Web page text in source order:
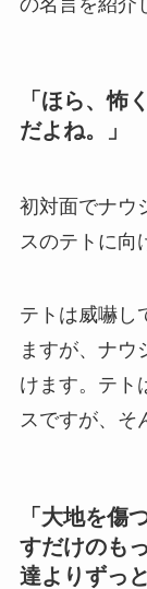
の名言を紹介
「ほら、怖
だよね。」
初対面でナウ
スのテトに向
テトは威嚇し
ますが、ナウ
けます。テト
スですが、そ
「大地を傷
すだけのも
達よりずっ